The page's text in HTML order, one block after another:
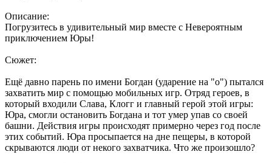
Описание:
Погрузитесь в удивительный мир вместе с Невероятным
приключением Юры!
Сюжет:
Ещё давно парень по имени Богдан (ударение на "о") пытался
захватить мир с помощью мобильных игр. Отряд героев, в
который входили Слава, Клогг и главный герой этой игры:
Юра, смогли остановить Богдана и тот умер упав со своей
башни. Действия игры происходят примерно через год после
этих событий. Юра просыпается на дне пещеры, в которой
скрываются люди от некого захватчика. Что же произошло?